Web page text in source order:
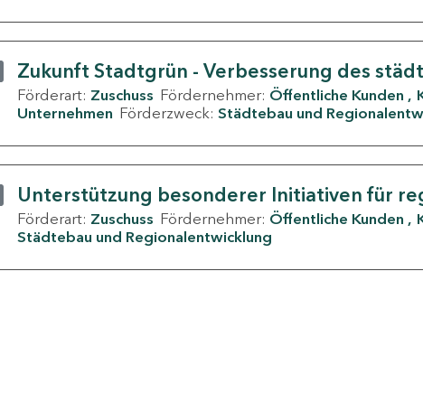
Zukunft Stadtgrün - Verbesserung des
Förderart: Zuschuss Fördernehmer: Öffentliche Kunden
Unternehmen Förderzweck: Städtebau und
Unterstützung besonderer Initiativen für
Förderart: Zuschuss Fördernehmer: Öffentliche Kunden
Städtebau und Regionalentwicklung